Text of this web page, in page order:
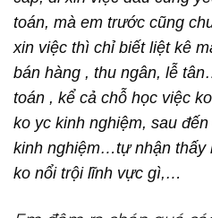
toán, mà em trước cũng
xin việc thì chỉ biết liệt kê
bán hàng , thu ngân, lễ
toán , kể cả chỗ học việc
ko yc kinh nghiệm, sau
kinh nghiệm…tự nhận thấy
ko nổi trội lĩnh vực gì,…